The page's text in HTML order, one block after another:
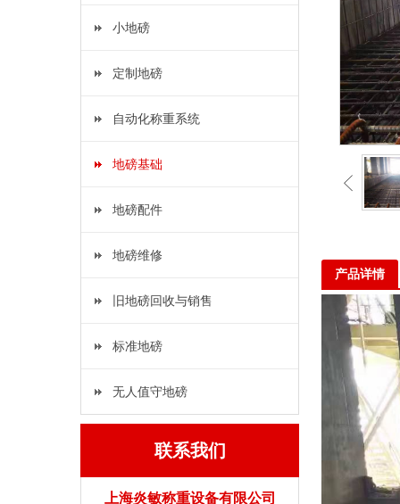
小地磅
定制地磅
自动化称重系统
地磅基础
地磅配件
地磅维修
旧地磅回收与销售
标准地磅
无人值守地磅
联系我们
上海炎敏称重设备有限公司
产品详情